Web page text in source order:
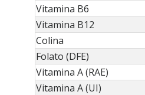
Vitamina B6
Vitamina B12
Colina
Folato (DFE)
Vitamina A (RAE)
Vitamina A (UI)